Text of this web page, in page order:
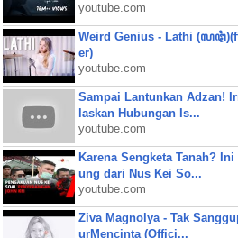
youtube.com
Weird Genius - Lathi
er)
youtube.com
Sampai Lantunkan Adzan!
laskan Hubungan Is...
youtube.com
Karena Sengketa Tanah?
ung dari Nus Kei So...
youtube.com
Ziva Magnolya - Tak
urMencinta (Offici...